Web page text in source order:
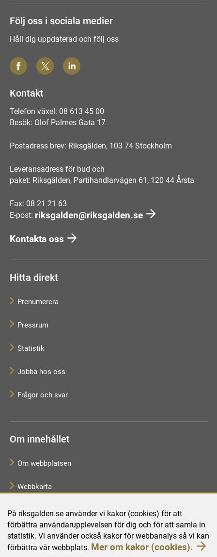
På riksgalden.se använder vi kakor (cookies) för att
förbättra användarupplevelsen för dig och för att samla in
statistik. Vi använder också kakor för webbanalys så vi kan
förbättra vår webbplats. Mer om kakor (cookies).
Följ oss i sociala medier
Håll dig uppdaterad och följ oss
Kontakt
Telefon växel: 08 613 45 00
Besök: Olof Palmes Gata 17
Postadress brev: Riksgälden, 103 74 Stockholm
Leveransadress för bud och
paket: Riksgälden, Partihandlarvägen 61, 120 44 Årsta
Fax: 08 21 21 63
E-post: riksgalden@riksgalden.se
Kontakta oss
Hitta direkt
Prenumerera
Pressrum
Statistik
Jobba hos oss
Frågor och svar
Om innehållet
Om webbplatsen
Webbkarta
Tillgänglighetsredogörelse
Behandling av personuppgifter